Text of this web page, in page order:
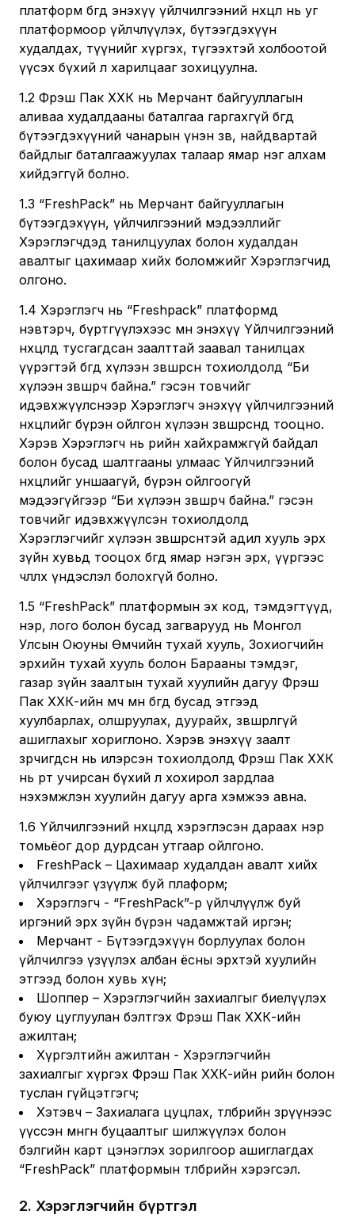
платформ бөгөөд энэхүү үйлчилгээний нөхцөл нь уг
платформоор үйлчлүүлэх, бүтээгдэхүүн
худалдах, түүнийг хүргэх, түгээхтэй холбоотой
үүсэх бүхий л харилцааг зохицуулна.
1.2 Фрэш Пак ХХК нь Мерчант байгууллагын
аливаа худалдааны баталгаа гаргахгүй бөгөөд
бүтээгдэхүүний чанарын үнэн зөв, найдвартай
байдлыг баталгаажуулах талаар ямар нэг алхам
хийдэггүй болно.
1.3 “FreshPack” нь Мерчант байгууллагын
бүтээгдэхүүн, үйлчилгээний мэдээллийг
Хэрэглэгчдэд танилцуулах болон худалдан
авалтыг цахимаар хийх боломжийг Хэрэглэгчид
олгоно.
1.4 Хэрэглэгч нь “Freshpack” платформд
нэвтэрч, бүртгүүлэхээс өмнө энэхүү Үйлчилгээний
нөхцөлд тусгагдсан заалттай заавал танилцах
үүрэгтэй бөгөөд хүлээн зөвшөөрсөн тохиолдолд “Би
хүлээн зөвшөөрч байна.” гэсэн товчийг
идэвхжүүлснээр Хэрэглэгч энэхүү үйлчилгээний
нөхцөлийг бүрэн ойлгон хүлээн зөвшөөрсөнд тооцно.
Хэрэв Хэрэглэгч нь өөрийн хайхрамжгүй байдал
болон бусад шалтгааны улмаас Үйлчилгээний
нөхцөлийг уншаагүй, бүрэн ойлгоогүй
мэдээгүйгээр “Би хүлээн зөвшөөрч байна.” гэсэн
товчийг идэвхжүүлсэн тохиолдолд
Хэрэглэгчийг хүлээн зөвшөөрсөнтэй адил хууль эрх
зүйн хувьд тооцох бөгөөд ямар нэгэн эрх, үүргээс
чөлөөлөх үндэслэл болохгүй болно.
1.5 “FreshPack” платформын эх код, тэмдэгтүүд,
нэр, лого болон бусад загварууд нь Монгол
Улсын Оюуны Өмчийн тухай хууль, Зохиогчийн
эрхийн тухай хууль болон Барааны тэмдэг,
газар зүйн заалтын тухай хуулийн дагуу Фрэш
Пак ХХК-ийн өмч мөн бөгөөд бусад этгээд
хуулбарлах, олшруулах, дуурайх, зөвшөөрөлгүй
ашиглахыг хориглоно. Хэрэв энэхүү заалт
зөрчигдсөн нь илэрсэн тохиолдолд Фрэш Пак ХХК
нь өөрт учирсан бүхий л хохирол зардлаа
нэхэмжлэн хуулийн дагуу арга хэмжээ авна.
1.6 Үйлчилгээний нөхцөлд хэрэглэсэн дараах нэр
томьёог дор дурдсан утгаар ойлгоно.
FreshPack – Цахимаар худалдан авалт хийх
үйлчилгээг үзүүлж буй плаформ;
Хэрэглэгч - “FreshPack”-р үйлчлүүлж буй
иргэний эрх зүйн бүрэн чадамжтай иргэн;
Мерчант - Бүтээгдэхүүн борлуулах болон
үйлчилгээ үзүүлэх албан ёсны эрхтэй хуулийн
этгээд болон хувь хүн;
Шоппер – Хэрэглэгчийн захиалгыг биелүүлэх
буюу цуглуулан бэлтгэх Фрэш Пак ХХК-ийн
ажилтан;
Хүргэлтийн ажилтан - Хэрэглэгчийн
захиалгыг хүргэх Фрэш Пак ХХК-ийн өөрийн болон
туслан гүйцэтгэгч;
Хэтэвч – Захиалага цуцлах, төлбөрийн зөрүүнээс
үүссэн мөнгөн буцаалтыг шилжүүлэх болон
бэлгийн карт цэнэглэх зорилгоор ашиглагдах
“FreshPack” платформын төлбөрийн хэрэгсэл.
2. Хэрэглэгчийн бүртгэл